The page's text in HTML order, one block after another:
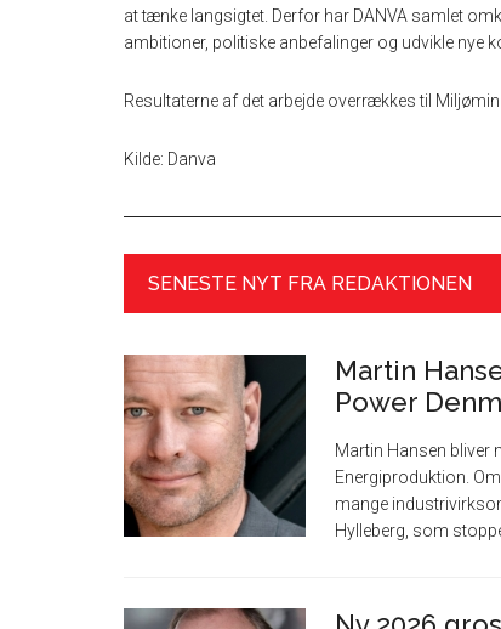
at tænke langsigtet. Derfor har DANVA samlet
ambitioner, politiske anbefalinger og udvikle nye
Resultaterne af det arbejde overrækkes til
Kilde: Danva
SENESTE NYT FRA REDAKTIONEN
Martin
Power
Martin Hansen bliver
Energiproduktion.
mange
Hylleberg, som